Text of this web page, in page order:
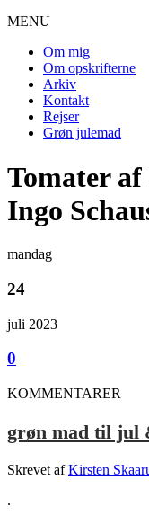
MENU
Om mig
Om opskrifterne
Arkiv
Kontakt
Rejser
Grøn julemad
Tomater
Ingo
mandag
24
juli 2023
0
KOMMENTARER
grøn mad til jul
Skrevet afKirsten
.